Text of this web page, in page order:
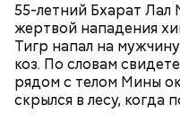
55-летний Бхарат Лал
жертвой нападения
Тигр напал на
коз. По словам
рядом с телом Мины
скрылся в лесу, когда
— Таких деревень
вообще отдельный
заметил он.